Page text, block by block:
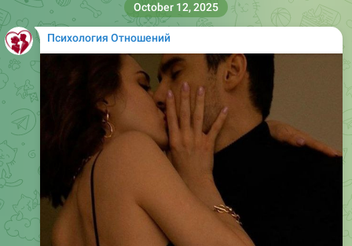
Психология Отношений
October 12, 2025